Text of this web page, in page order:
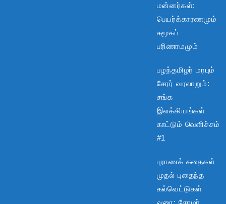
மன்னர்கள்:
பெயர்க்காரணமும்
சமூகப்
பரிணாமமும்
பழந்தமிழர் மரபும்
சேரர் வரலாறும்:
சங்க
இலக்கியங்கள்
காட்டும் வெளிச்சம்
#1
புராணக் கதைகள்
முதல் புதைந்த
கல்வெட்டுகள்
வரை: சோழர்